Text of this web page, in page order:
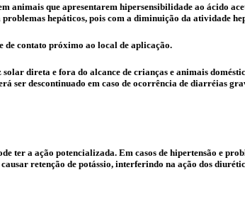
animais que apresentarem hipersensibilidade ao ácido
hepáticos, pois com a diminuição da atividade
de contato próximo ao local de aplicação.
direta e fora do alcance de crianças e animais
ser descontinuado em caso de ocorrência de diarréias
ter a ação potencializada. Em casos de hipertensão e
retenção de potássio, interferindo na ação dos